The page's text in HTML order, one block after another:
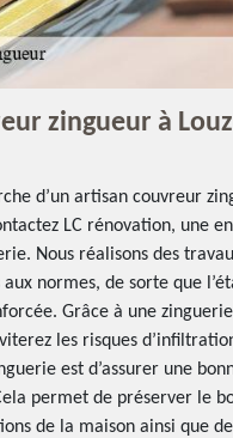
zingueur à
d’un artisan couvreur
LC rénovation, une
Nous réalisons des
normes, de sorte que
Grâce à une
les risques
est d’assurer une
permet de préserver le
de la maison ainsi que